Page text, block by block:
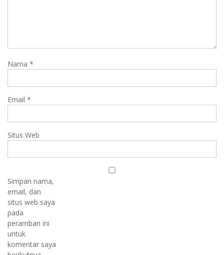
Nama *
Email *
Situs Web
Simpan nama,
email, dan
situs web saya
pada
peramban ini
untuk
komentar saya